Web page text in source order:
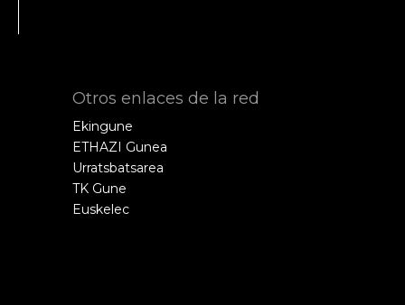
Otros enlaces de la red
Ekingune
ETHAZI Gunea
Urratsbatsarea
TK Gune
Euskelec